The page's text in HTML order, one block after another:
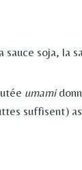
soja, la
umami
suffisent)